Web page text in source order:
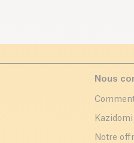
Nous
Notre